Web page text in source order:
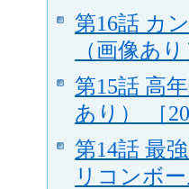
第16話 カ
（画像あ
第15話 高
あり） ［
第14話 最
リコンボ